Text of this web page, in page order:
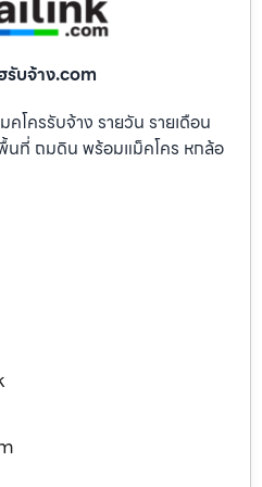
รับจ้าง.com
โครรับจ้าง รายวัน รายเดือน
นที่ ถมดิน พร้อมแม็คโคร หกล้อ